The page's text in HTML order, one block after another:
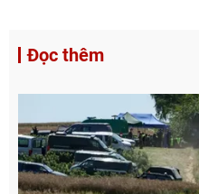
Đọc thêm